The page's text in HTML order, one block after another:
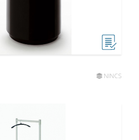
NINCS